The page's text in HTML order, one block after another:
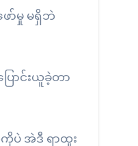
ာ်မှု မရှိဘဲ
ောင်းယူခဲ့တာ
ပဲ အဲဒီ ရာထူး